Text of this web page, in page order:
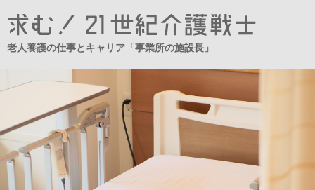
老人養護の仕事とキャリア「事業所の施設長」